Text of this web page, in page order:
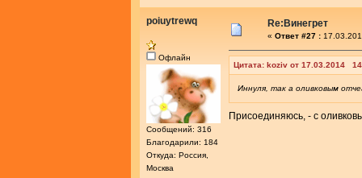
poiuytrewq
Офлайн
Сообщений: 316
Благодарили: 184
Откуда: Россия,
Москва
Re:Винегрет
« Ответ #27 :
Цитата: koziv от 17.03.2014
Иннуля, так а оливковым
Присоединяюсь, - с